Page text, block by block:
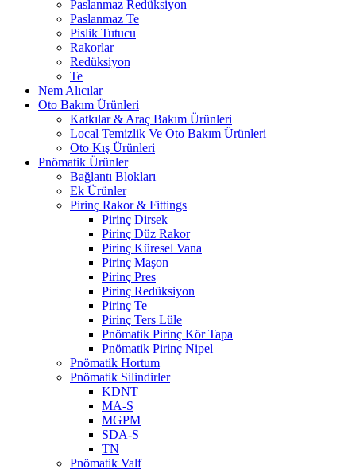
Paslanmaz Redüksiyon
Paslanmaz Te
Pislik Tutucu
Rakorlar
Redüksiyon
Te
Nem Alıcılar
Oto Bakım Ürünleri
Katkılar & Araç Bakım Ürünleri
Local Temizlik Ve Oto Bakım Ürünleri
Oto Kış Ürünleri
Pnömatik Ürünler
Bağlantı Blokları
Ek Ürünler
Pirinç Rakor & Fittings
Pirinç Dirsek
Pirinç Düz Rakor
Pirinç Küresel Vana
Pirinç Maşon
Pirinç Pres
Pirinç Redüksiyon
Pirinç Te
Pirinç Ters Lüle
Pnömatik Pirinç Kör Tapa
Pnömatik Pirinç Nipel
Pnömatik Hortum
Pnömatik Silindirler
KDNT
MA-S
MGPM
SDA-S
TN
Pnömatik Valf